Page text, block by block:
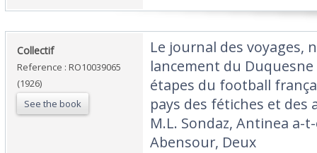
‎Collectif‎
Reference : RO10039065
(1926)
See the book
‎Le journal des voyages,
lancement du
étapes du football
pays des fétiches et
M.L. Sondaz, Antinea a-
Abensour, Deux‎